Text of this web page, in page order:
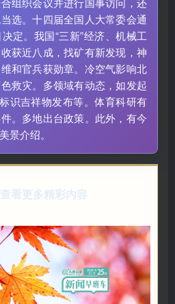
选。十四届全国人大常委会通
定。我国“三新”经济、机械工
获近八成，找矿有新发现，神
和官兵获勋章。冷空气影响北
救灾。多领域有动态，如发起
识吉祥物发布等。体育科研有
。多地出台政策。此外，有今
景介绍。
看更多精彩内容